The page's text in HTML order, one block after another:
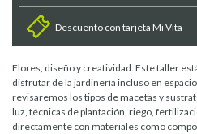
Descuento con tarjeta Mi Vita
Flores, diseño y creatividad. Este taller
disfrutar de la jardinería incluso en
revisaremos los tipos de macetas y
luz, técnicas de plantación, riego,
directamente con materiales como